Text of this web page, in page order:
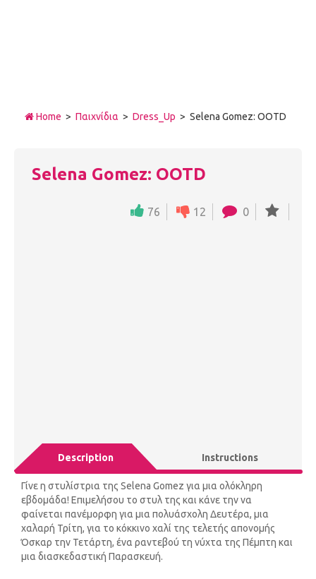
Home > Παιχνίδια > Dress_Up > Selena Gomez: OOTD
Selena Gomez: OOTD
76 12 0
Description Instructions
Γίνε η στυλίστρια της Selena Gomez για μια ολόκληρη
εβδομάδα! Επιμελήσου το στυλ της και κάνε την να
φαίνεται πανέμορφη για μια πολυάσχολη Δευτέρα, μια
χαλαρή Τρίτη, για το κόκκινο χαλί της τελετής απονομής
Όσκαρ την Τετάρτη, ένα ραντεβού τη νύχτα της Πέμπτη και
μια διασκεδαστική Παρασκευή.